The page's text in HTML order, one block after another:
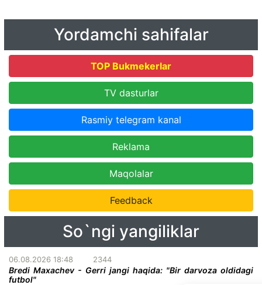
Yordamchi sahifalar
TOP Bukmekerlar
TV dasturlar
Rasmiy telegram kanal
Reklama
Maqolalar
Feedback
So`ngi yangiliklar
06.08.2026 18:48 2344
Bredi Maxachev - Gerri jangi haqida: "Bir darvoza oldidagi
futbol"